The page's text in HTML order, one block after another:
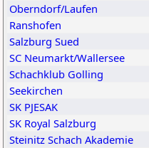
Oberndorf/Laufen
Ranshofen
Salzburg Sued
SC Neumarkt/Wallersee
Schachklub Golling
Seekirchen
SK PJESAK
SK Royal Salzburg
Steinitz Schach Akademie